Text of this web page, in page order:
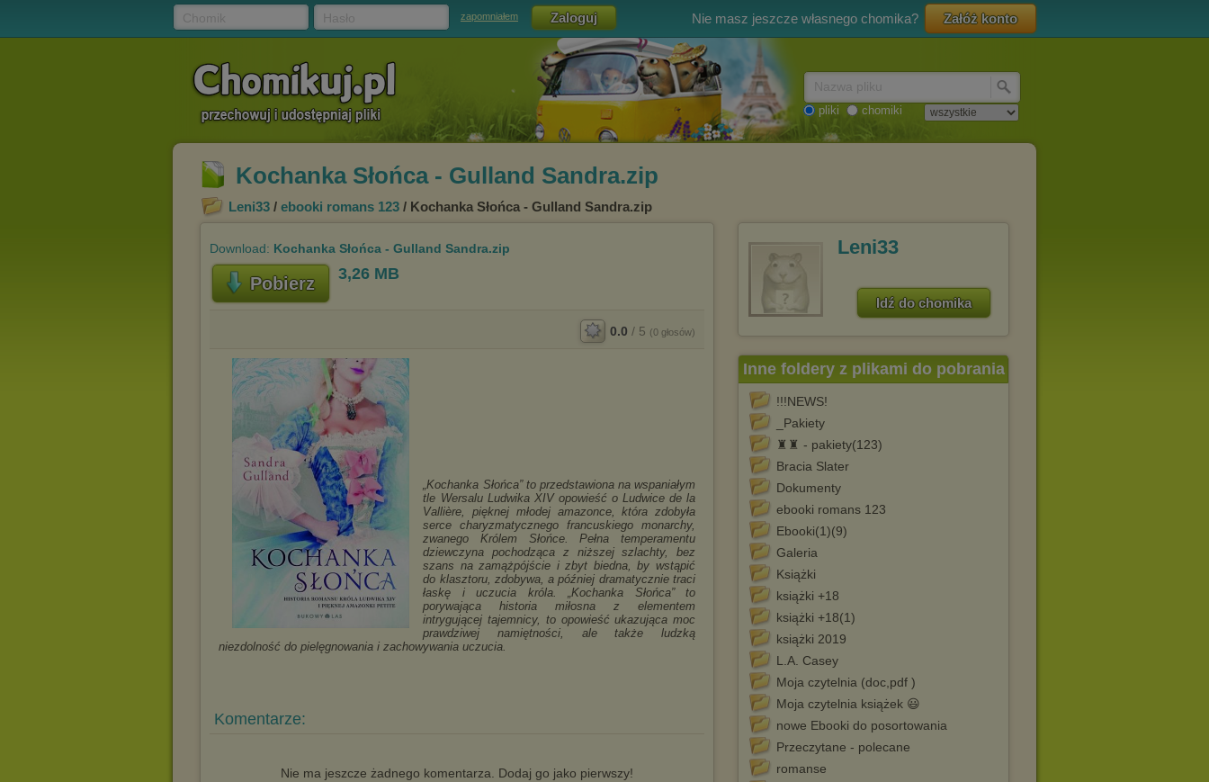
zapomniałem Nie masz jeszcze własnego chomika? Załóż konto
pliki chomiki
Kochanka Słońca - Gulland Sandra.zip
Leni33 / ebooki romans 123 / Kochanka Słońca - Gulland Sandra.zip
Download: Kochanka Słońca - Gulland Sandra.zip
Pobierz 3,26 MB
0.0 / 5 (0 głosów)
„Kochanka Słońca” to przedstawiona na wspaniałym
tle Wersalu Ludwika XIV opowieść o Ludwice de la
Vallière, pięknej młodej amazonce, która zdobyła
serce charyzmatycznego francuskiego monarchy,
zwanego Królem Słońce. Pełna temperamentu
dziewczyna pochodząca z niższej szlachty, bez
szans na zamążpójście i zbyt biedna, by wstąpić
do klasztoru, zdobywa, a później dramatycznie traci
łaskę i uczucia króla. „Kochanka Słońca” to
porywająca historia miłosna z elementem
intrygującej tajemnicy, to opowieść ukazująca moc
prawdziwej namiętności, ale także ludzką
niezdolność do pielęgnowania i zachowywania uczucia.
Komentarze:
Nie ma jeszcze żadnego komentarza. Dodaj go jako pierwszy!
Leni33
Idź do chomika
Inne foldery z plikami do pobrania
!!!NEWS!
_Pakiety
♜♜ - pakiety(123)
Bracia Slater
Dokumenty
ebooki romans 123
Ebooki(1)(9)
Galeria
Książki
książki +18
książki +18(1)
książki 2019
L.A. Casey
Moja czytelnia (doc,pdf )
Moja czytelnia książek 😃
nowe Ebooki do posortowania
Przeczytane - polecane
romanse